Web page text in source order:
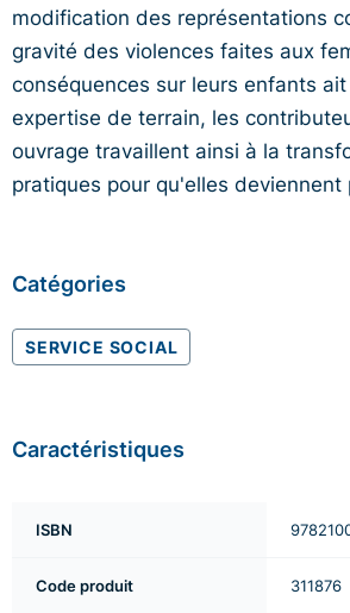
modification des représentations
gravité des violences faites aux
conséquences sur leurs enfants
expertise de terrain, les
ouvrage travaillent ainsi à la
pratiques pour qu'elles deviennent
Catégories
SERVICE SOCIAL
Caractéristiques
ISBN
Code produit 311876